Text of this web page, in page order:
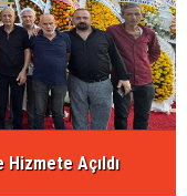
Açıldı